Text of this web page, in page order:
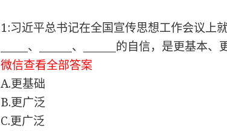
1:习近平总书记在全国宣传思想工作会议上
_____、______、______的自信，是更基本
微信查看全部答案
A.更基础
B.更广泛
C.更广泛